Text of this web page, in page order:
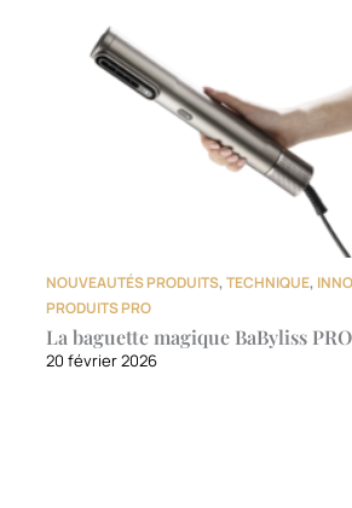
NOUVEAUTÉS PRODUITS,TECHNIQUE,
PRODUITS PRO
La baguette magique BaByliss
20 février 2026